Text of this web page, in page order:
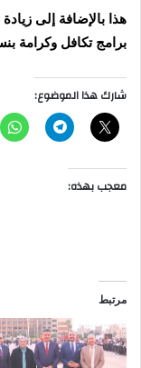
هذا بالإضافة إلى
برامج تكافل وكرامة بنسبة ٢٥٪؜ شهرياً، اعتبارا من أول
شارك هذا الموضوع:
معجب بهذه:
مرتبط